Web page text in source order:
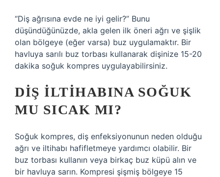
“Diş ağrısına evde ne iyi gelir?” Bunu
düşündüğünüzde, akla gelen ilk öneri ağrı ve şişlik
olan bölgeye (eğer varsa) buz uygulamaktır. Bir
havluya sarılı buz torbası kullanarak dişinize 15-20
dakika soğuk kompres uygulayabilirsiniz.
DIŞ ILTIHABINA SOĞUK
MU SICAK MI?
Soğuk kompres, diş enfeksiyonunun neden olduğu
ağrı ve iltihabı hafifletmeye yardımcı olabilir. Bir
buz torbası kullanın veya birkaç buz küpü alın ve
bir havluya sarın. Kompresi şişmiş bölgeye 15